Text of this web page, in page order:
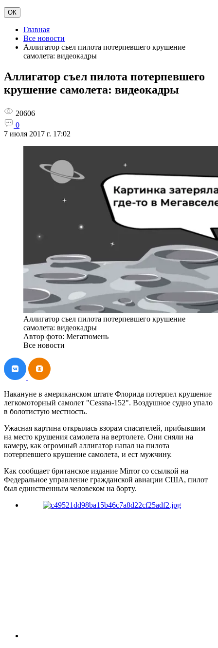
ОК
Главная
Все новости
Аллигатор съел пилота потерпевшего крушение
самолета: видеокадры
Аллигатор съел пилота потерпевшего
крушение самолета: видеокадры
20606
0
7 июля 2017 г. 17:02
Аллигатор съел пилота потерпевшего крушение
самолета: видеокадры
Автор фото: Мегатюмень
Все новости
Накануне в американском штате Флорида потерпел крушение
легкомоторный самолет "Cessna-152". Воздушное судно упало
в болотистую местность.
Ужасная картина открылась взорам спасателей, прибывшим
на место крушения самолета на вертолете. Они сняли на
камеру, как огромный аллигатор напал на пилота
потерпевшего крушение самолета, и ест мужчину.
Как сообщает британское издание Mirror со ссылкой на
Федеральное управление гражданской авиации США, пилот
был единственным человеком на борту.